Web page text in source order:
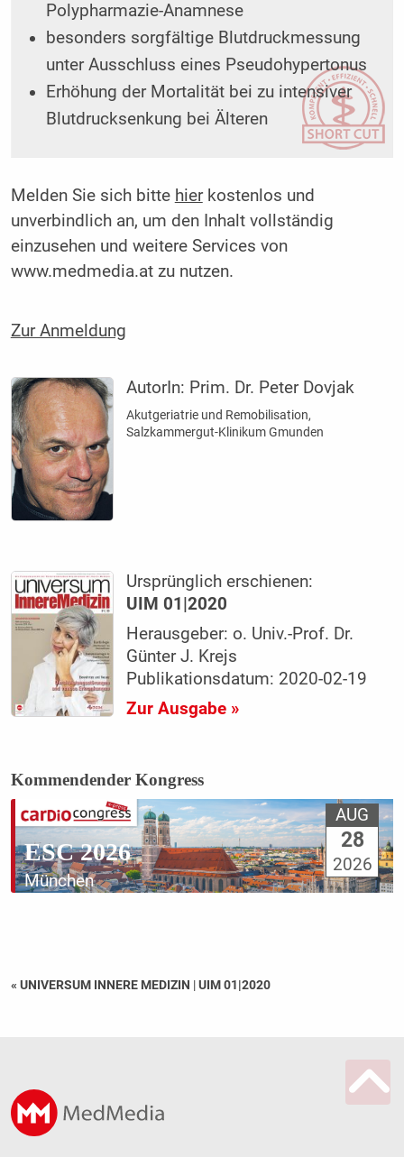
Polypharmazie-Anamnese
besonders sorgfältige Blutdruckmessung
unter Ausschluss eines Pseudohypertonus
Erhöhung der Mortalität bei zu intensiver
Blutdrucksenkung bei Älteren
Melden Sie sich bitte hierkostenlos und
unverbindlich an, um den Inhalt vollständig
einzusehen und weitere Services von
www.medmedia.at zu nutzen.
Zur Anmeldung
AutorIn: Prim. Dr. Peter Dovjak
Akutgeriatrie und Remobilisation,
Salzkammergut-Klinikum Gmunden
Ursprünglich erschienen:
UIM 01|2020
Herausgeber: o. Univ.-Prof. Dr.
Günter J. Krejs
Publikationsdatum: 2020-02-19
Zur Ausgabe »
Kommendender Kongress
ESC 2026
München
AUG
28
2026
« UNIVERSUM INNERE MEDIZIN |UIM 01|2020